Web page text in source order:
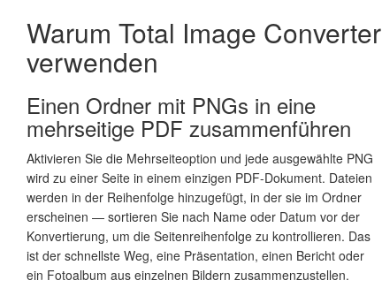
Warum Total Image Converter
verwenden
Einen Ordner mit PNGs in eine
mehrseitige PDF zusammenführen
Aktivieren Sie die Mehrseiteoption und jede ausgewählte PNG
wird zu einer Seite in einem einzigen PDF-Dokument. Dateien
werden in der Reihenfolge hinzugefügt, in der sie im Ordner
erscheinen — sortieren Sie nach Name oder Datum vor der
Konvertierung, um die Seitenreihenfolge zu kontrollieren. Das
ist der schnellste Weg, eine Präsentation, einen Bericht oder
ein Fotoalbum aus einzelnen Bildern zusammenzustellen.